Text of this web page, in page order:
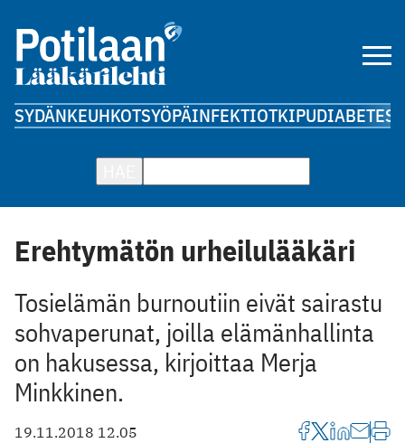
SYDÄNKEUHKOTSYÖPÄINFEKTIOTKIPUDIABETES
Erehtymätön urheilulääkäri
Tosielämän burnoutiin eivät sairastu
sohvaperunat, joilla elämänhallinta
on hakusessa, kirjoittaa Merja
Minkkinen.
19.11.2018 12.05